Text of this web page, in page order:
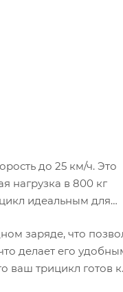
до 25 км/ч. Это
нагрузка в 800 кг
идеальным для
заряде, что
делает его
ваш трицикл готов к